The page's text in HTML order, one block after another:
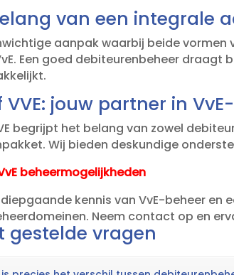
van een integrale
aanpak waarbij beide
Een goed debiteurenbeheer
VVE: jouw partner in
begrijpt het belang van zowel
Wij bieden deskundige
beheermogelijkheden
kennis van VvE-beheer en
Neem contact op en
gestelde vragen